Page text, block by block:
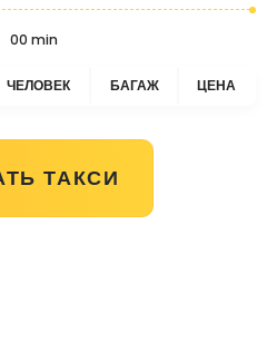
00 min
ЧЕЛОВЕК БАГАЖ ЦЕНА
ТАКСИ